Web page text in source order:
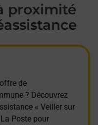
proximité
de
? Découvrez
« Veiller sur
Poste pour